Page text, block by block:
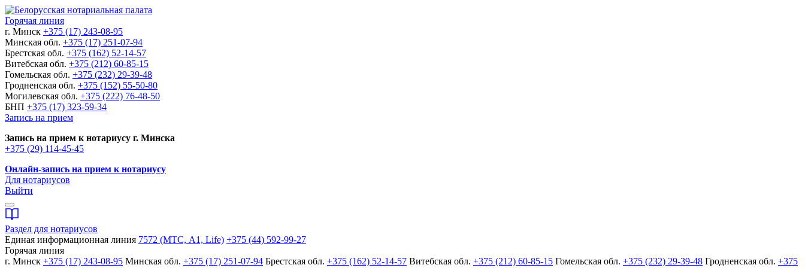
Горячая линия
г. Минск +375 (17) 243-08-95
Минская обл. +375 (17) 251-07-94
Брестская обл. +375 (162) 52-14-57
Витебская обл. +375 (212) 60-85-15
Гомельская обл. +375 (232) 29-39-48
Гродненская обл. +375 (152) 55-50-80
Могилевская обл. +375 (222) 76-48-50
БНП +375 (17) 323-59-34
Запись на прием
Запись на прием к нотариусу г. Минска
+375 (29) 114-45-45
Онлайн-запись на прием к нотариусу
Для нотариусов
Выйти
Раздел для нотариусов
Единая информационная линия 7572 (МТС, A1, Life) +375 (44) 592-99-27
Горячая линия
г. Минск +375 (17) 243-08-95 Минская обл. +375 (17) 251-07-94 Брестская обл. +375 (162) 52-14-57 Витебская обл. +375 (212) 60-85-15 Гомельская обл. +375 (232) 29-39-48 Гродненская обл. +375